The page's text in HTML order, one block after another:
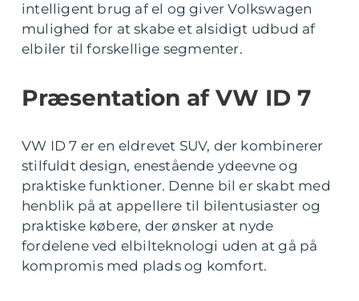
intelligent brug af el og giver Volkswagen
mulighed for at skabe et alsidigt udbud af
elbiler til forskellige segmenter.
Præsentation af VW ID 7
VW ID 7 er en eldrevet SUV, der kombinerer
stilfuldt design, enestående ydeevne og
praktiske funktioner. Denne bil er skabt med
henblik på at appellere til bilentusiaster og
praktiske købere, der ønsker at nyde
fordelene ved elbilteknologi uden at gå på
kompromis med plads og komfort.